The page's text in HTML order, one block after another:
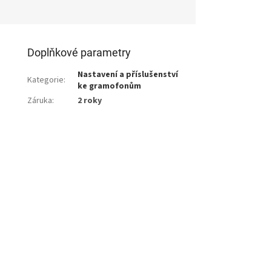
Doplňkové parametry
Kategorie:
Nastavení a příslušenství
ke gramofonům
Záruka: 2 roky